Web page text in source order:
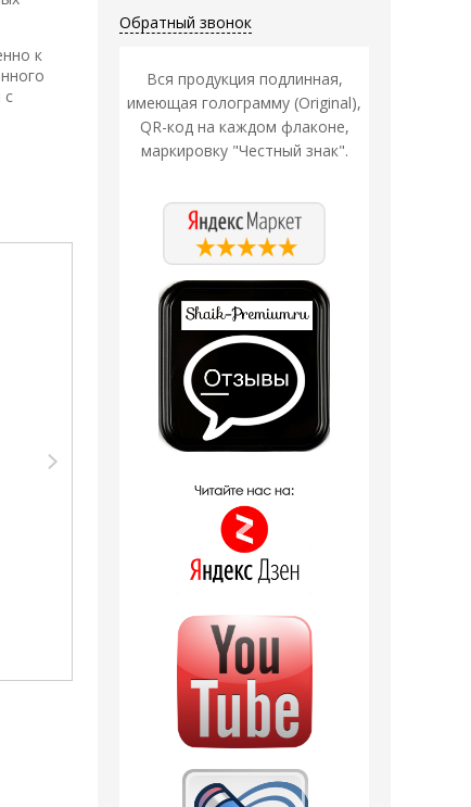
Обратный звонок
Вся продукция подлинная,
имеющая голограмму (Original),
QR-код на каждом флаконе,
маркировку "Честный знак".
к
с
Распродажа
Парфюмерия Shaik
SHAIK /
Парфюмерная вода
7 отзывов